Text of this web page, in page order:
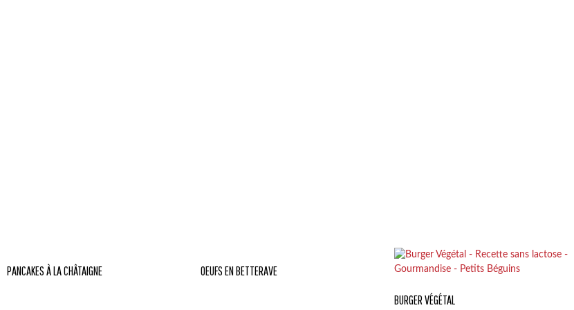
PANCAKES À LA CHÂTAIGNE
OEUFS EN BETTERAVE
BURGER VÉGÉTAL